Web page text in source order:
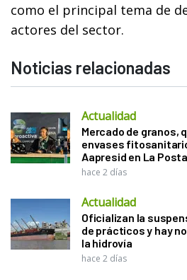
como el principal tema de
actores del sector.
Noticias relacionadas
Actualidad
Mercado de granos,
envases
Aapresid en La Posta
hace 2 días
Actualidad
Oficializan la
de prácticos y hay
la hidrovía
hace 2 días